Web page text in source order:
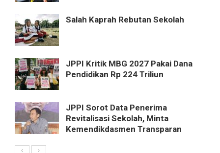
Salah Kaprah Rebutan Sekolah
JPPI Kritik MBG 2027 Pakai Dana
Pendidikan Rp 224 Triliun
JPPI Sorot Data Penerima
Revitalisasi Sekolah, Minta
Kemendikdasmen Transparan